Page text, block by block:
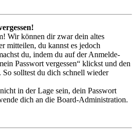
Wir können dir zwar dein altes
mitteilen, du kannst es jedoch
du, indem du auf der Anmelde-
Passwort vergessen“ klickst und den
solltest du dich schnell wieder
in der Lage sein, dein Passwort
dich an die Board-Administration.